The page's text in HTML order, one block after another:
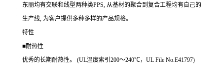
东丽均有交联和线型两种类PPS, 从基材的聚合到复合工程均有自己的
生产线, 为客户提供多种多样的产品规格。
特性
■耐热性
优秀的长期耐热性。 (UL温度索引200～240℃，UL File No.E41797)